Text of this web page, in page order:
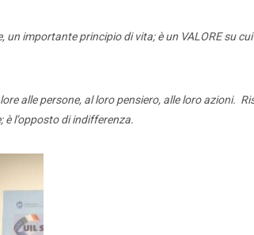
importante principio di vita; è un VALORE su cui
alle persone, al loro pensiero, alle loro azioni.
l’opposto di indifferenza.